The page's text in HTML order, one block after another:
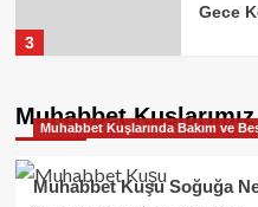
3
Gece
4
Kedinin
Muhabbet Kuşlarımız
Muhabbet Kuşlarında Bakım ve
Muhabbet Kuşu Soğuğa